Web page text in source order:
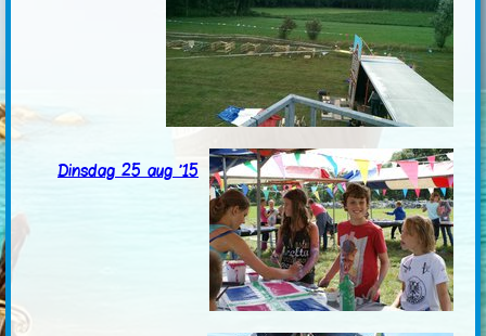
Dinsdag 25 aug '15